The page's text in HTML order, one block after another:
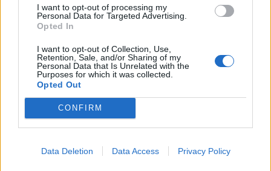
I want to opt-out of processing my
Personal Data for Targeted Advertising.
Opted In
I want to opt-out of Collection, Use,
Retention, Sale, and/or Sharing of my
Personal Data that Is Unrelated with the
Purposes for which it was collected.
Opted Out
CONFIRM
Data Deletion Data Access Privacy Policy
adidas YEEZY Boost 350 V2 Carbon